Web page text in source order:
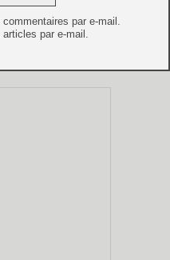
par e-mail.
par e-mail.